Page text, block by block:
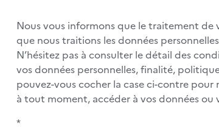
Nous vous informons que le traitement
que nous traitions les données
N’hésitez pas à consulter le détail des
vos données personnelles, finalité,
pouvez-vous cocher la case ci-contre
à tout moment, accéder à vos données
*